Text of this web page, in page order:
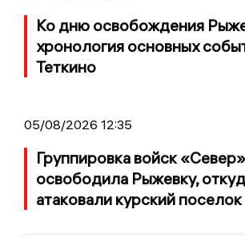
Ко дню освобождения
хронология основных
Теткино
05/08/2026 12:35
Группировка войск «Север»
освободила Рыжевку,
атаковали курский